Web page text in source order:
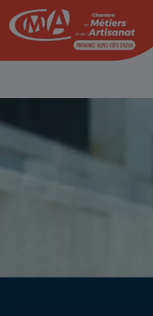
Panneau de gestion des cookies